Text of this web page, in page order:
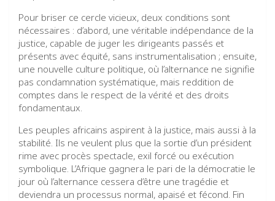
Pour briser ce cercle vicieux, deux conditions sont
nécessaires : d’abord, une véritable indépendance de la
justice, capable de juger les dirigeants passés et
présents avec équité, sans instrumentalisation ; ensuite,
une nouvelle culture politique, où l’alternance ne signifie
pas condamnation systématique, mais reddition de
comptes dans le respect de la vérité et des droits
fondamentaux.
Les peuples africains aspirent à la justice, mais aussi à la
stabilité. Ils ne veulent plus que la sortie d’un président
rime avec procès spectacle, exil forcé ou exécution
symbolique. L’Afrique gagnera le pari de la démocratie le
jour où l’alternance cessera d’être une tragédie et
deviendra un processus normal, apaisé et fécond. Fin